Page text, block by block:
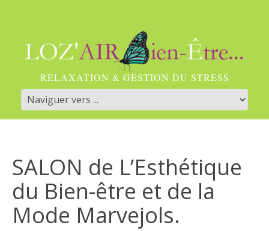
RELAXATION & GESTION DU STRESS
SALON de L’Esthétique
du Bien-être et de la
Mode Marvejols.